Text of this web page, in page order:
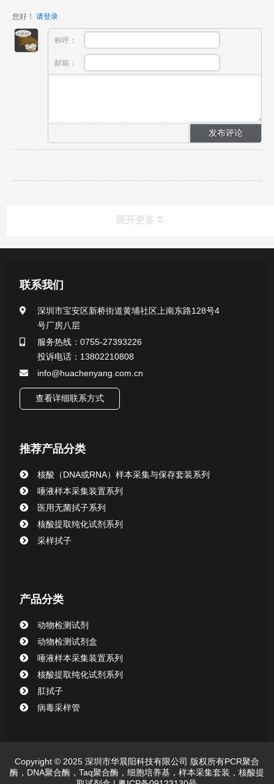
您好！ 请登录
称呼：
邮箱：
展开更多
一次性使用采样器系列
微生物样本保存液（通用运输传媒介质）系列
核酸（DNA&RNA）样本采集与保存套装系列
核酸提取或纯化试剂
清洁验证棉签系列
动物检测试剂
联系我们
深圳市宝安区新桥街道黄埔社区上南东路128号4
号厂房八层
服务热线：0755-27393226
投诉电话：13802210808
info@huachenyang.com.cn
查看详细联系方式
推荐产品分类
核酸（DNA或RNA）样本采集与保存套装系列
唾液样本采集装置系列
医用无菌拭子系列
核酸提取纯化试剂系列
采样拭子
产品分类
动物检测试剂
动物检测试剂盒
唾液样本采集装置系列
核酸提取纯化试剂系列
肛拭子
病毒采样管
Copyright © 2025 深圳市华晨阳科技有限公司 版权所有PCR聚合
酶，DNA聚合酶，Taq聚合酶，细胞培养基，样本采集套装，核酸提